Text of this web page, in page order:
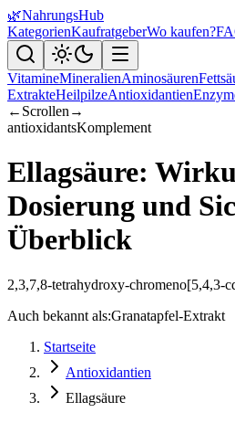
🌿NahrungsHub
KategorienKaufratgeberWo kaufen?
VitamineMineralienAminosäuren
ExtrakteHeilpilzeAntioxidantien
← Scrollen →
antioxidantsKomplement
Ellagsäure:
Dosierung und
Überblick
2,3,7,8-tetrahydroxy-chromeno[5,4,3-
Auch bekannt als:Granatapfel-Extrakt
Startseite
Antioxidantien
Ellagsäure